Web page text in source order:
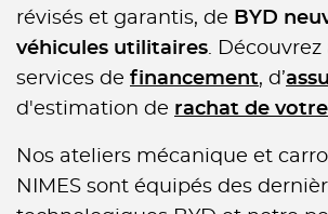
révisés et garantis, de BYD
véhicules utilitaires. Découvrez
services de financement, d’
d'estimation de rachat de
Nos ateliers mécanique et
NIMES sont équipés des